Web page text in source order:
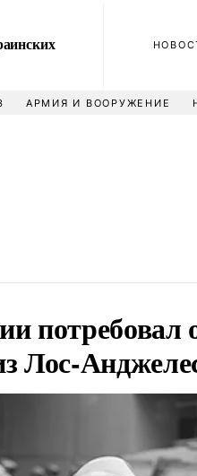
АРМИЯ И ВООРУЖЕНИЕ
потребовал
Лос-